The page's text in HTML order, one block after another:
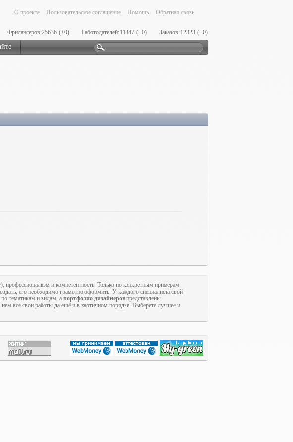
О проекте Пользовательское соглашение Помощь Обратная связь
Фрилансеров:25636 (+0) Работодателей:11347 (+0) Заказов:12323 (+0)
), профессионализм и компетентность. Только по конкретным примерам
его необходимо грамотно оформить. У каждого специалиста свой
по тематикам и видам, а портфолио дизайнеров представлены
все свои работы да ещё и в хаотичном порядке. Выберете лучшее и